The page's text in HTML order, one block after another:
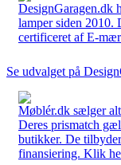
DesignGaragen.dk
lamper siden 2010.
certificeret af E-
Se udvalget på
Møblér.dk sælger
Deres prismatch
butikker. De
finansiering. Klik